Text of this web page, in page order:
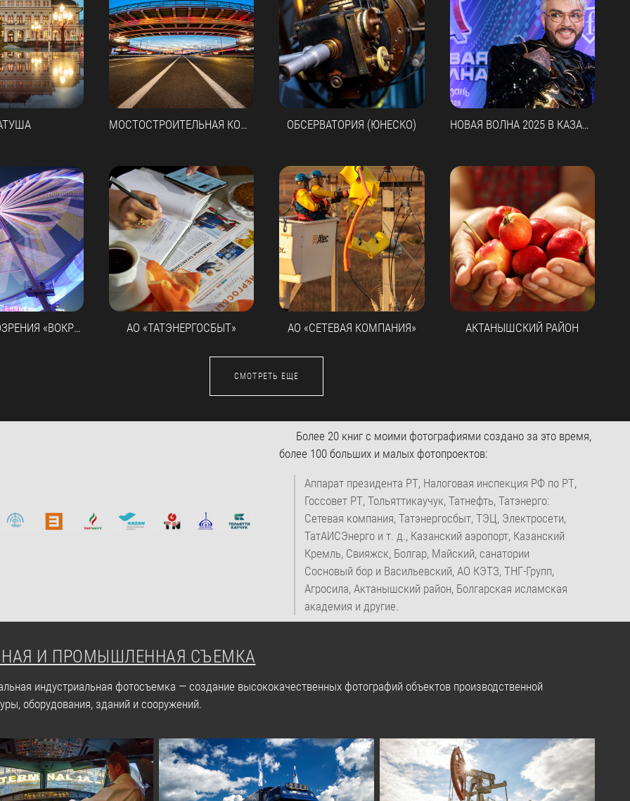
МОСТОСТРОИТЕЛЬНАЯ КОМПАНИЯ ОБСЕРВАТОРИЯ (ЮНЕСКО) НОВАЯ ВОЛНА 2025 В КАЗАНИ
КОЛЕСО ОБОЗРЕНИЯ «ВОКРУГ СВЕТА» АО «ТАТЭНЕРГОСБЫТ» АО «СЕТЕВАЯ КОМПАНИЯ» АКТАНЫШСКИЙ РАЙОН
СМОТРЕТЬ ЕЩЕ
Более 20 книг с моими фотографиями создано за это время,
более 100 больших и малых фотопроектов:
Аппарат президента РТ, Налоговая инспекция РФ по РТ,
Госсовет РТ, Тольяттикаучук, Татнефть, Татэнерго:
Сетевая компания, Татэнергосбыт, ТЭЦ, Электросети,
ТатАИСЭнерго и т. д., Казанский аэропорт, Казанский
Кремль, Свияжск, Болгар, Майский, санатории
Сосновый бор и Васильевский, АО КЭТЗ, ТНГ-Групп,
Агросила, Актанышский район, Болгарская исламская
академия и другие.
И ПРОМЫШЛЕННАЯ СЪЕМКА
индустриальная фотосъемка — создание высококачественных фотографий объектов производственной
оборудования, зданий и сооружений.